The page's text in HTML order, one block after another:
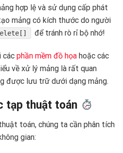
hợp lệ và sử dụng cấp phát
mảng có kích thước do người
để tránh rò rỉ bộ nhớ!
các phần mềm đồ họa hoặc các
về xử lý mảng là rất quan
được lưu trữ dưới dạng mảng.
tạp thuật toán
toán, chúng ta cần phân tích
gian: